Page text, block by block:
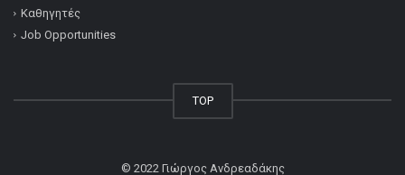
Καθηγητές
Job Opportunities
TOP
© 2022 Γιώργος Ανδρεαδάκης